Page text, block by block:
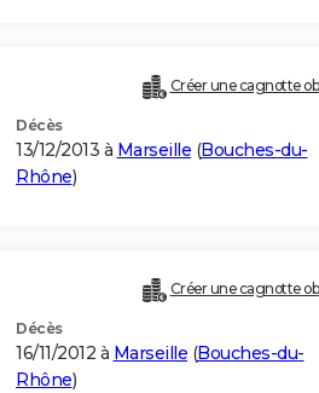
Créer une cagnotte
Décès
13/12/2013 à Marseille (Bouches-du-
Rhône)
Créer une cagnotte
Décès
16/11/2012 à Marseille (Bouches-du-
Rhône)